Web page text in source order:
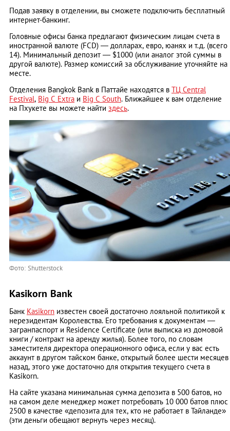
Подав заявку в отделении, вы сможете подключить бесплатный
интернет-банкинг.
Головные офисы банка предлагают физическим лицам счета в
иностранной валюте (FCD) ― долларах, евро, юанях и т.д. (всего
14). Минимальный депозит ― $1000 (или аналог этой суммы в
другой валюте). Размер комиссий за обслуживание уточняйте на
месте.
Отделения Bangkok Bank в Паттайе находятся в ТЦ Central
Festival, Big C Extra и Big C South. Ближайшее к вам отделение
на Пхукете вы можете найти здесь.
Фото: Shutterstock
Kasikorn Bank
Банк Kasikorn известен своей достаточно лояльной политикой к
нерезидентам Королевства. Его требования к документам ―
загранпаспорт и Residence Сertificate (или выписка из домовой
книги / контракт на аренду жилья). Более того, по словам
заместителя директора операционного офиса, если у вас есть
аккаунт в другом тайском банке, открытый более шести месяцев
назад, этого уже достаточно для открытия текущего счета в
Kasikorn.
На сайте указана минимальная сумма депозита в 500 батов, но
на самом деле менеджер может потребовать 10 000 батов плюс
2500 в качестве «депозита для тех, кто не работает в Тайланде»
(эти деньги обещают вернуть через месяц).